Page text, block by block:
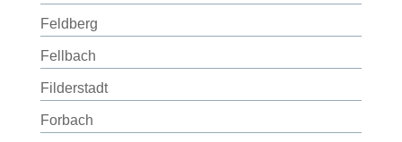
Feldberg
Fellbach
Filderstadt
Forbach